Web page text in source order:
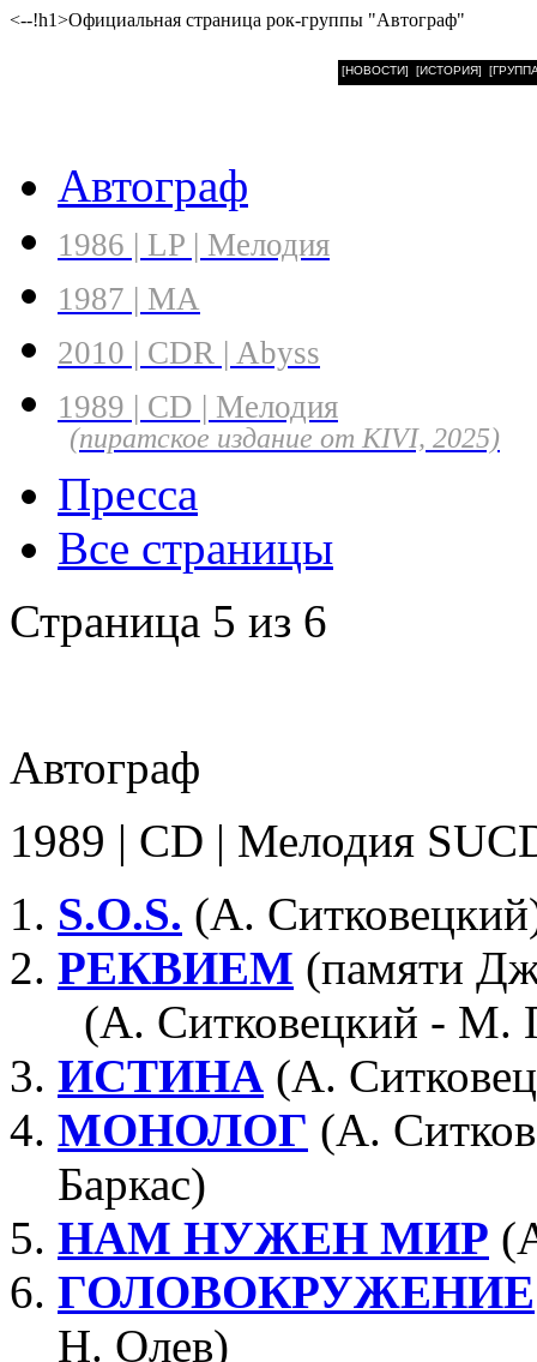
<--!h1>Официальная страница рок-группы "Автограф"
[НОВОСТИ] [ИСТОРИЯ]
Автограф
1986 | LP | Мелодия
1987 | МА
2010 | CDR | Abyss
1989 | CD | Мелодия
(пиратское издание от KIVI, 2025)
Пресса
Все страницы
Страница 5 из 6
Автограф
1989 | CD | Мелодия
S.O.S. (А.
РЕКВИЕМ (памяти
(А. Ситковецкий - М.
ИСТИНА (А.
МОНОЛОГ (А.
Баркас)
НАМ НУЖЕН МИР
ГОЛОВОКРУЖЕНИЕ
Н. Олев)